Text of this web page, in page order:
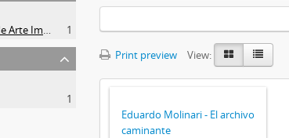
Colección de Publicaciones de Arte Impreso
1
1
Print preview View:
Eduardo Molinari - El archivo
caminante